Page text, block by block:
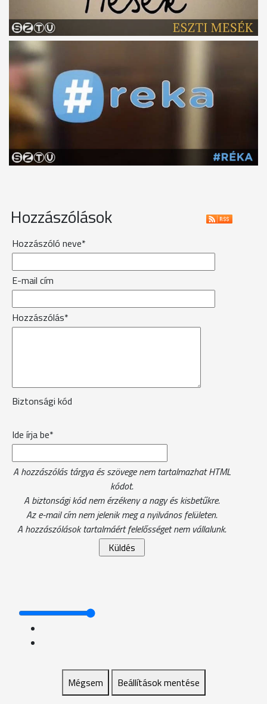
Hozzászólások
Hozzászóló neve*
E-mail cím
Hozzászólás*
Biztonsági kód
Ide írja be*
A hozzászólás tárgya és szövege nem tartalmazhat HTML
kódot.
A biztonsági kód nem érzékeny a nagy és kisbetűkre.
Az e-mail cím nem jelenik meg a nyilvános felületen.
A hozzászólások tartalmáért felelősséget nem vállalunk.
Mégsem Beállítások mentése